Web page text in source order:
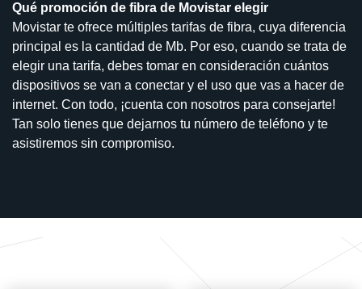
Qué promoción de fibra de Movistar elegir
Movistar te ofrece múltiples tarifas de fibra, cuya diferencia
principal es la cantidad de Mb. Por eso, cuando se trata de
elegir una tarifa, debes tomar en consideración cuántos
dispositivos se van a conectar y el uso que vas a hacer de
internet. Con todo, ¡cuenta con nosotros para consejarte!
Tan solo tienes que dejarnos tu número de teléfono y te
asistiremos sin compromiso.